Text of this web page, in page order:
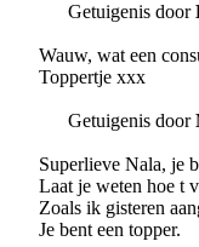
Getuigenis door
Wauw, wat een
Toppertje xxx
Getuigenis door
Superlieve Nala, je
Laat je weten hoe t
Zoals ik gisteren
Je bent een topper.